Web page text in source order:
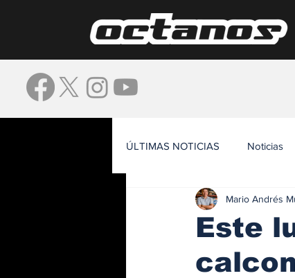
ÚLTIMAS NOTICIAS Noticias
Este
Mario Andrés